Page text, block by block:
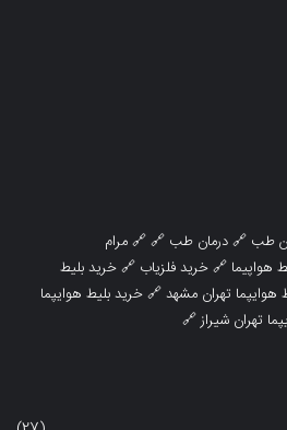
طب 🔗درمان طب 🔗 🔗مرام
هواپیما 🔗خرید فلزیاب 🔗خرید بلیط
هوایپما تهران مشهد🔗خرید بلیط هوایپما
تهران شیراز🔗